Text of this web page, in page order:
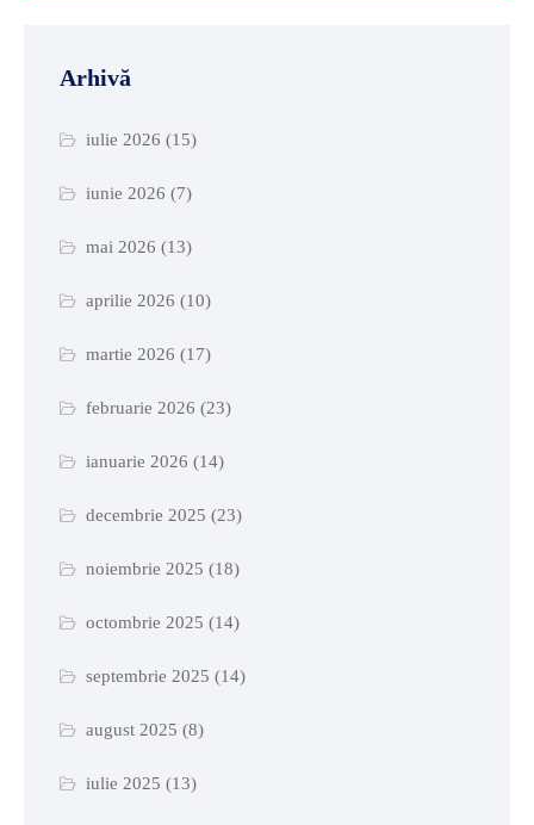
Arhivă
iulie 2026 (15)
iunie 2026 (7)
mai 2026 (13)
aprilie 2026 (10)
martie 2026 (17)
februarie 2026 (23)
ianuarie 2026 (14)
decembrie 2025 (23)
noiembrie 2025 (18)
octombrie 2025 (14)
septembrie 2025 (14)
august 2025 (8)
iulie 2025 (13)